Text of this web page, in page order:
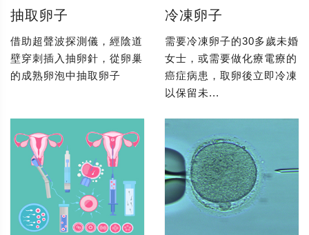
抽取卵子
借助超聲波探測儀，經陰道
壁穿刺插入抽卵針，從卵巢
的成熟卵泡中抽取卵子
冷凍卵子
需要冷凍卵子的30多歲未婚
女士，或需要做化療電療的
癌症病患，取卵後立即冷凍
以保留未...